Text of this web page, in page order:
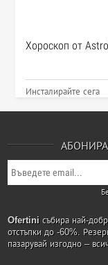
Хороскоп от
Инсталирайте сега
Ofertini събира най-
отстъпки до -60%.
пазарувай изгодно –